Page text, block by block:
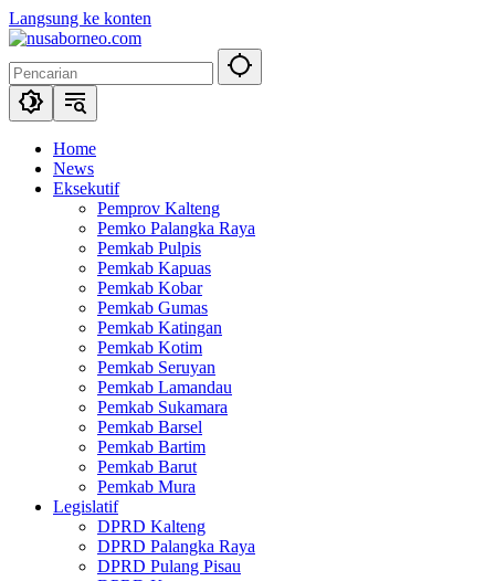
Langsung ke konten
Home
News
Eksekutif
Pemprov Kalteng
Pemko Palangka Raya
Pemkab Pulpis
Pemkab Kapuas
Pemkab Kobar
Pemkab Gumas
Pemkab Katingan
Pemkab Kotim
Pemkab Seruyan
Pemkab Lamandau
Pemkab Sukamara
Pemkab Barsel
Pemkab Bartim
Pemkab Barut
Pemkab Mura
Legislatif
DPRD Kalteng
DPRD Palangka Raya
DPRD Pulang Pisau